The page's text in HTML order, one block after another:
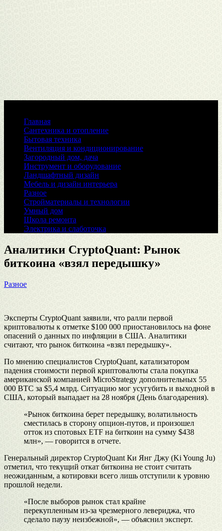
Главная
Сантехника и отопление
Бытовая техника
Вентиляция и кондиционирование
Загородный дом, дача
Инструмент и оборудование
Ландшафтный дизайн
Мебель и дизайн интерьера
Разное
Стройматериалы и технологии
Умный дом
Школа ремонта
Электрика и слаботочка
Аналитики CryptoQuant: Рынок
биткоина «взял передышку»
Разное
Эксперты CryptoQuant заявили, что ралли первой
криптовалюты к отметке $100 000 приостановилось на фоне
опасений о данных по инфляции в США. Аналитики
считают, что рынок биткоина «взял передышку».
По мнению специалистов CryptoQuant, катализатором
падения стоимости первой криптовалюты стала покупка
американской компанией MicroStrategy дополнительных 55
000 BTC за $5,4 млрд. Ситуацию мог усугубить и выходной в
США, который выпадает на 28 ноября (День благодарения).
«Рынок биткоина берет передышку, волатильность
сместилась в сторону опцион-путов, и произошел
отток из спотовых ETF на биткоин на сумму $438
млн», — говорится в отчете.
Генеральный директор CryptoQuant Ки Янг Джу (Ki Young Ju)
отметил, что текущий откат биткоина не стоит считать
неожиданным, а котировки всего лишь отступили к уровню
прошлой недели.
«После выборов рынок стал крайне
перекупленным из-за чрезмерного левериджа, что
сделало паузу неизбежной», — объяснил эксперт.